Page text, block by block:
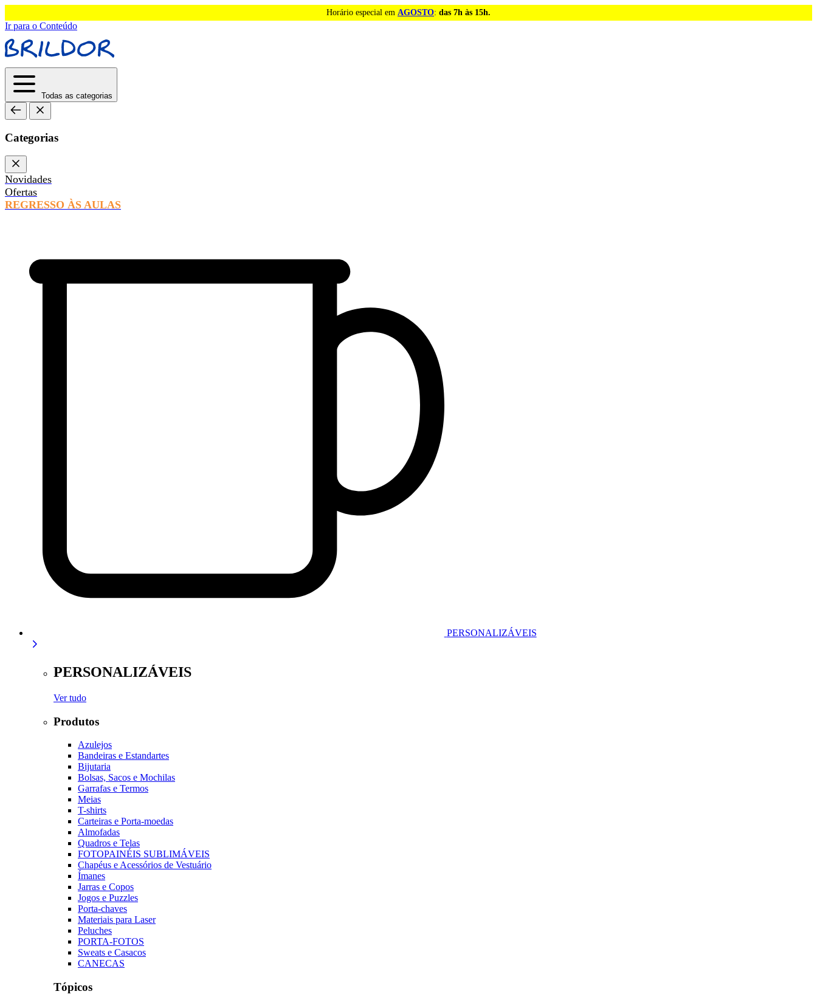
Horário especial em AGOSTO: das 7h às 15h.
Ir para o Conteúdo
Todas as categorias
Categorias
Novidades
Ofertas
REGRESSO ÀS AULAS
PERSONALIZÁVEIS
PERSONALIZÁVEIS
Ver tudo
Produtos
Azulejos
Bandeiras e Estandartes
Bijutaria
Bolsas, Sacos e Mochilas
Garrafas e Termos
Meias
T-shirts
Carteiras e Porta-moedas
Almofadas
Quadros e Telas
FOTOPAINÉIS SUBLIMÁVEIS
Chapéus e Acessórios de Vestuário
Ímanes
Jarras e Copos
Jogos e Puzzles
Porta-chaves
Materiais para Laser
Peluches
PORTA-FOTOS
Sweats e Casacos
CANECAS
Tópicos